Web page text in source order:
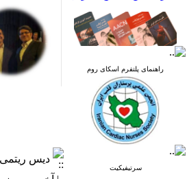
کتاب راهنمای ارتقای بهداشت دست
راهنمای پلتفرم اسکای روم
سرتیفیکیت
دیس